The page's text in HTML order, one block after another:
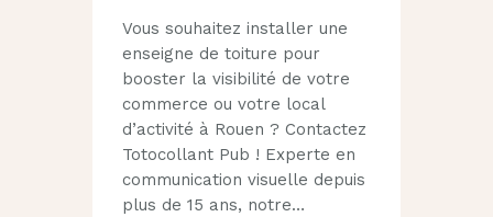
Vous souhaitez installer une
enseigne de toiture pour
booster la visibilité de votre
commerce ou votre local
d’activité à Rouen ? Contactez
Totocollant Pub ! Experte en
communication visuelle depuis
plus de 15 ans, notre…